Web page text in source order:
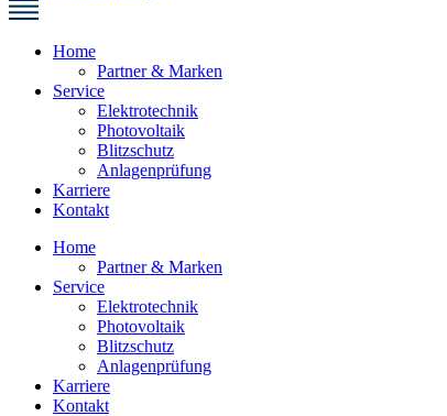
Home
Partner & Marken
Service
Elektrotechnik
Photovoltaik
Blitzschutz
Anlagenprüfung
Karriere
Kontakt
Home
Partner & Marken
Service
Elektrotechnik
Photovoltaik
Blitzschutz
Anlagenprüfung
Karriere
Kontakt